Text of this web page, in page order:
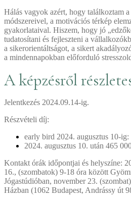
Hálás vagyok azért, hogy találkoztam
módszereivel, a motivációs térkép
gyakorlataival. Hiszem, hogy jó
tudatosítani és fejleszteni a
a sikerorientáltságot, a sikert
a mindennapokban előforduló
A képzésről
Jelentkezés 2024.09.14-ig.
Részvételi díj:
early bird 2024. augusztus 10-
2024. augusztus 10. után 465
Kontakt órák időpontjai és helyszíne:
16., (szombatok) 9-18 óra között
Jógastúdióban, november 23.
Házban (1062 Budapest, Andrássy út